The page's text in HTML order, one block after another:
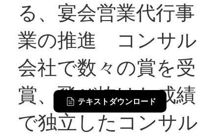
る、宴会営業代行事
業の推進 コンサル
会社で数々の賞を受
賞、飛び抜けた成績
で独立したコンサル
テキストダウンロード